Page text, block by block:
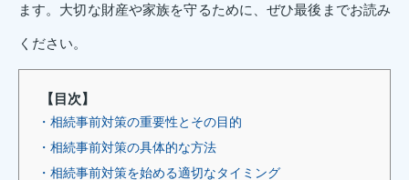
ます。大切な財産や家族を守るために、ぜひ最後までお読み
ください。
【目次】
・相続事前対策の重要性とその目的
・相続事前対策の具体的な方法
・相続事前対策を始める適切なタイミング